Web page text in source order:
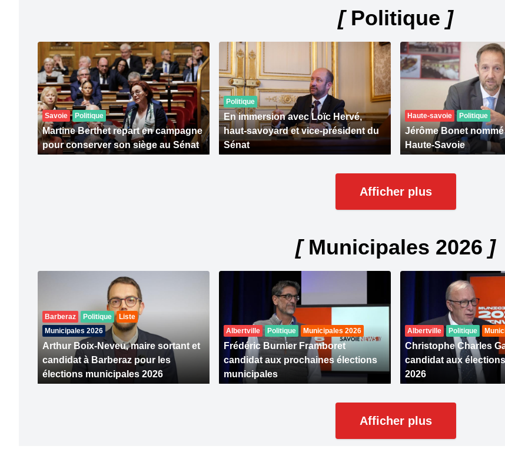
[Politique ]
Savoie Politique
Martine Berthet repart en campagne
pour conserver son siège au Sénat
Politique
En immersion avec Loïc Hervé,
haut-savoyard et vice-président du
Sénat
Haute-savoie Politique
Jérôme Bonet
Haute-Savoie
Afficher plus
[Municipales 2026 ]
Barberaz Politique
Liste
Municipales 2026
Arthur Boix-Neveu, maire sortant et
candidat à Barberaz pour les
élections municipales 2026
Albertville Politique Municipales 2026
Frédéric Burnier Framboret
candidat aux prochaines élections
municipales
Albertville Politique
Christophe Charles
candidat aux
2026
Afficher plus